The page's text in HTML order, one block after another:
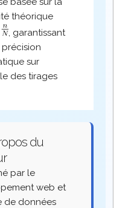
théorique
, garantissant
précision
sur
des tirages
du
par le
web et
de données